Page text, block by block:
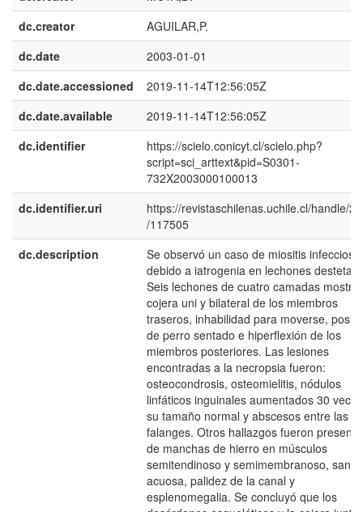
dc.creator
AGUILAR,P.
dc.date
2003-01-01
dc.date.accessioned
2019-11-14T12:56:05Z
dc.date.available
2019-11-14T12:56:05Z
dc.identifier
https://scielo.conicyt.cl/scielo.php?
script=sci_arttext&pid=S0301-
732X2003000100013
dc.identifier.uri
https://revistaschilenas.uchile.cl/handle/
/117505
dc.description
Se observó un caso de miositis infecciosa
debido a iatrogenia en lechones
Seis lechones de cuatro camadas
cojera uni y bilateral de los miembros
traseros, inhabilidad para moverse,
de perro sentado e hiperflexión de los
miembros posteriores. Las lesiones
encontradas a la necropsia fueron:
osteocondrosis, osteomielitis, nódulos
linfáticos inguinales aumentados 30 veces
su tamaño normal y abscesos entre las
falanges. Otros hallazgos fueron
de manchas de hierro en músculos
semitendinoso y semimembranoso,
acuosa, palidez de la canal y
esplenomegalia. Se concluyó que los